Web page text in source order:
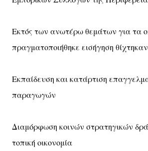
Εκτός των ανωτέρω θεμάτων για τα
πραγματοποιήθηκε εισήγηση
Εκπαίδευση και κατάρτιση
παραγωγών
Διαμόρφωση κοινών στρατηγικών
τοπική οικονομία